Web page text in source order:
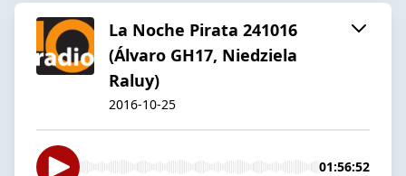
La Noche Pirata 241016
(Álvaro GH17, Niedziela
Raluy)
2016-10-25
01:56:52